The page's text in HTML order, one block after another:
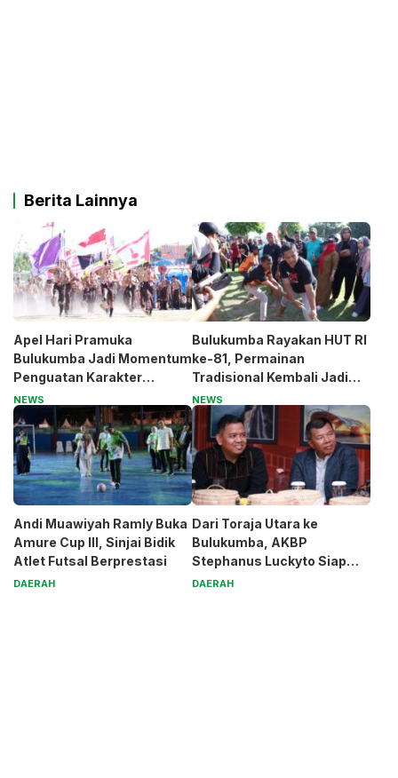
Berita Lainnya
Apel Hari Pramuka
Bulukumba Jadi Momentum
Penguatan Karakter
Generasi Muda
NEWS
Bulukumba Rayakan HUT RI
ke-81, Permainan
Tradisional Kembali Jadi
Magnet
NEWS
Andi Muawiyah Ramly Buka
Amure Cup III, Sinjai Bidik
Atlet Futsal Berprestasi
DAERAH
Dari Toraja Utara ke
Bulukumba, AKBP
Stephanus Luckyto Siap
Jaga Kamtibmas
DAERAH